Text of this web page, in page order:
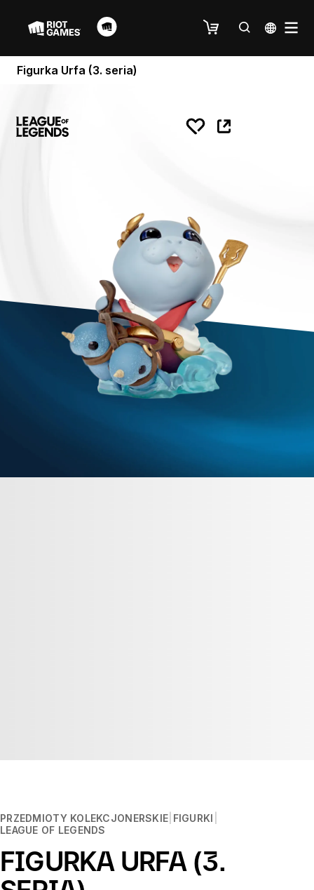
Figurka Urfa (3. seria)
PRZEDMIOTY KOLEKCJONERSKIE FIGURKI
LEAGUE OF LEGENDS
FIGURKA URFA (3.